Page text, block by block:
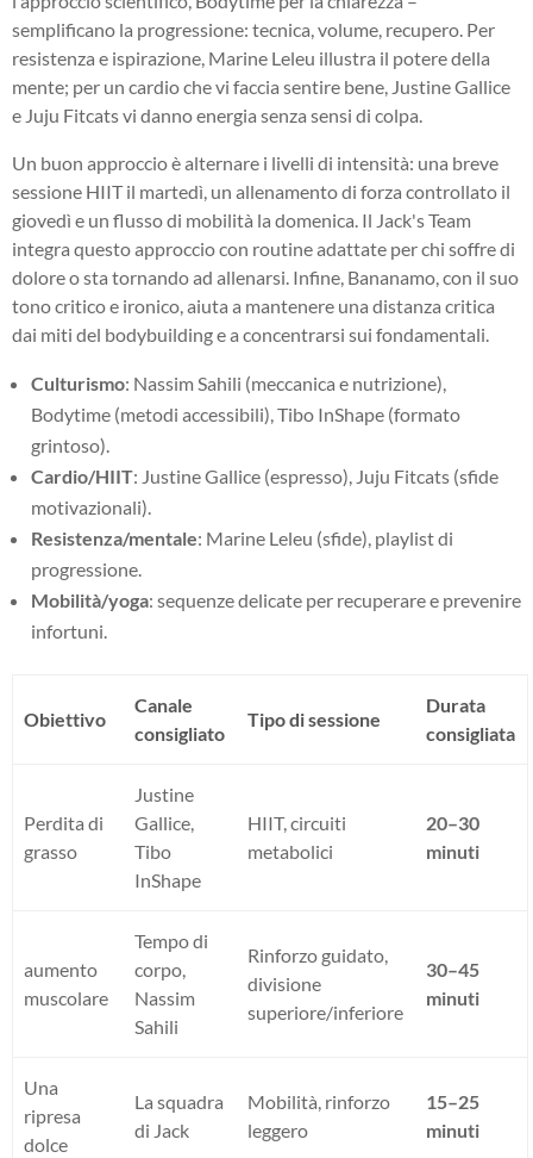
semplificano la progressione: tecnica, volume, recupero. Per
resistenza e ispirazione, Marine Leleu illustra il potere della
mente; per un cardio che vi faccia sentire bene, Justine Gallice
e Juju Fitcats vi danno energia senza sensi di colpa.
Un buon approccio è alternare i livelli di intensità: una breve
sessione HIIT il martedì, un allenamento di forza controllato il
giovedì e un flusso di mobilità la domenica. Il Jack's Team
integra questo approccio con routine adattate per chi soffre di
dolore o sta tornando ad allenarsi. Infine, Bananamo, con il suo
tono critico e ironico, aiuta a mantenere una distanza critica
dai miti del bodybuilding e a concentrarsi sui fondamentali.
Culturismo: Nassim Sahili (meccanica e nutrizione),
Bodytime (metodi accessibili), Tibo InShape (formato
grintoso).
Cardio/HIIT: Justine Gallice (espresso), Juju Fitcats (sfide
motivazionali).
Resistenza/mentale: Marine Leleu (sfide), playlist di
progressione.
Mobilità/yoga: sequenze delicate per recuperare e prevenire
infortuni.
Obiettivo
Canale
consigliato
Tipo di sessione
Durata
consigliata
Perdita di
grasso
Justine
Gallice,
Tibo
InShape
HIIT, circuiti
metabolici
20–30
minuti
aumento
muscolare
Tempo di
corpo,
Nassim
Sahili
Rinforzo guidato,
divisione
superiore/inferiore
30–45
minuti
Una
ripresa
dolce
La squadra
di Jack
Mobilità, rinforzo
leggero
15–25
minuti